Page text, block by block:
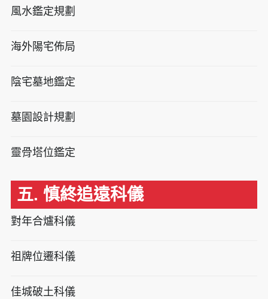
風水鑑定規劃
海外陽宅佈局
陰宅墓地鑑定
墓園設計規劃
靈骨塔位鑑定
五. 慎終追遠科儀
對年合爐科儀
祖牌位遷科儀
佳城破土科儀